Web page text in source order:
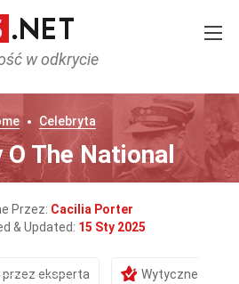
w odkrycie
Celebryta
The National
Przez: Cacilia Porter
& Updated: 15 Sty 2025
eksperta
Wytyczne